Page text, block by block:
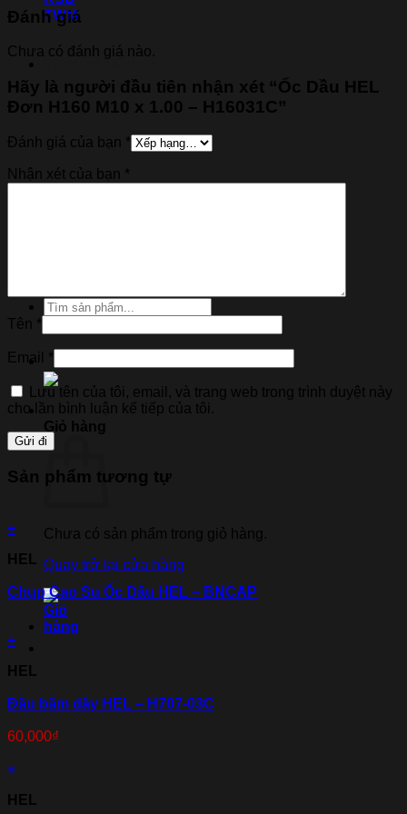
TWM
Thương hiệu xe
Tìm
kiếm:
Giỏ hàng
Chưa có sản phẩm trong giỏ hàng.
Quay trở lại cửa hàng
Đánh giá
Chưa có đánh giá nào.
Hãy là người đầu tiên nhận xét “Ốc Dầu HEL
Đơn H160 M10 x 1.00 – H16031C”
Đánh giá của bạn *
Nhận xét của bạn *
Tên *
Email *
Lưu tên của tôi, email, và trang web trong trình duyệt này
cho lần bình luận kế tiếp của tôi.
Sản phẩm tương tự
+
HEL
Chụp Cao Su Ốc Dầu HEL – BNCAP
+
HEL
Đầu bấm dây HEL – H707-03C
60,000₫
+
HEL